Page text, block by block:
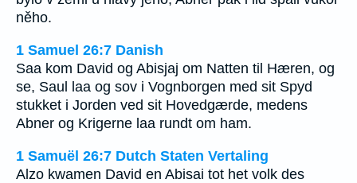
něho.
1 Samuel 26:7 Danish
Saa kom David og Abisjaj om Natten til Hæren, og
se, Saul laa og sov i Vognborgen med sit Spyd
stukket i Jorden ved sit Hovedgærde, medens
Abner og Krigerne laa rundt om ham.
1 Samuël 26:7 Dutch Staten Vertaling
Alzo kwamen David en Abisai tot het volk des